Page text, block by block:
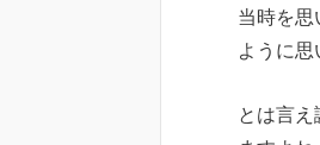
当時を
ように
とは言